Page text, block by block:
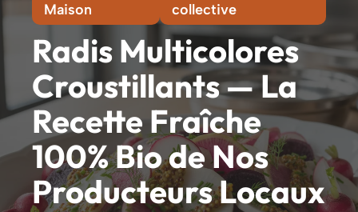
Maison
collective
Radis Multicolores
Croustillants — La
Recette Fraîche
100% Bio de Nos
Producteurs Locaux